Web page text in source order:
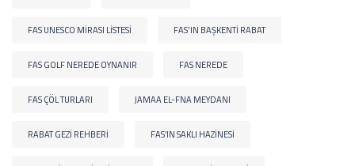
FAS UNESCO MIRASI LISTESI FAS'IN BAŞKENTI RABAT
FAS GOLF NEREDE OYNANIR FAS NEREDE
FAS ÇÖL TURLARI JAMAA EL-FNA MEYDANI
RABAT GEZI REHBERI FAS’IN SAKLI HAZINESI